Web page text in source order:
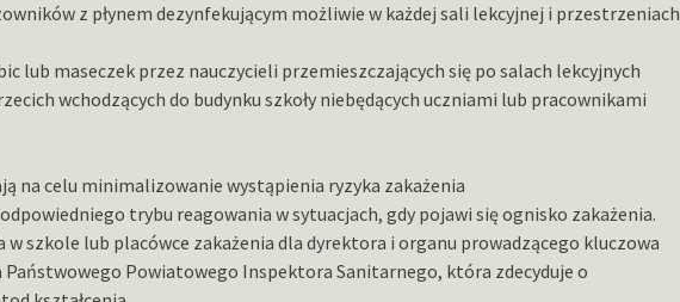
z płynem dezynfekującym możliwie w każdej sali lekcyjnej i przestrzeniach
lub maseczek przez nauczycieli przemieszczających się po salach lekcyjnych
wchodzących do budynku szkoły niebędących uczniami lub pracownikami
na celu minimalizowanie wystąpienia ryzyka zakażenia
trybu reagowania w sytuacjach, gdy pojawi się ognisko zakażenia.
w szkole lub placówce zakażenia dla dyrektora i organu prowadzącego kluczowa
Powiatowego Inspektora Sanitarnego, która zdecyduje o